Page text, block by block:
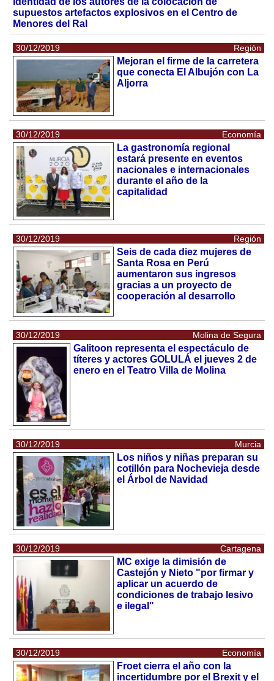
supuestos artefactos explosivos en el Centro de
Menores del Ral
30/12/2019 Región
Mejoran el firme de la carretera
que conecta El Albujón con La
Aljorra
30/12/2019 Economía
La gastronomía regional
estará presente en eventos
nacionales e internacionales
durante el año de la
capitalidad
30/12/2019 Región
Seis de cada diez mujeres de
Santa Rosa en Perú
aumentaron sus ingresos
gracias a un proyecto de
cooperación al desarrollo
30/12/2019 Molina de Segura
Galitoon representa el espectáculo de
títeres y actores GOLULÁ el jueves 2 de
enero en el Teatro Villa de Molina
30/12/2019 Murcia
Los niños y niñas preparan su
cotillón para Nochevieja desde
el Árbol de Navidad
30/12/2019 Cartagena
MC exige la dimisión de
Castejón y Nieto "por firmar y
aplicar un acuerdo de
condiciones de trabajo lesivo
e ilegal"
30/12/2019 Economía
Froet cierra el año con la
incertidumbre por el Brexit y el